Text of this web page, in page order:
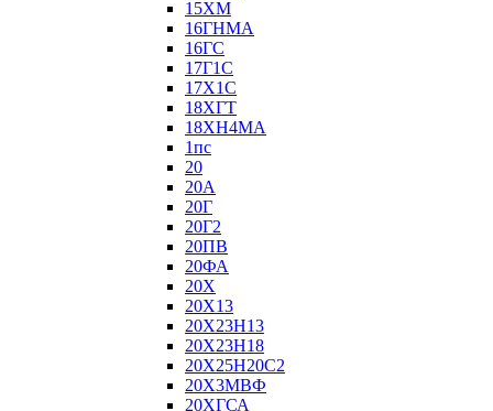
15ХМ
16ГНМА
16ГС
17Г1С
17Х1С
18ХГТ
18ХН4МА
1пс
20
20А
20Г
20Г2
20ПВ
20ФА
20Х
20Х13
20Х23Н13
20Х23Н18
20Х25Н20С2
20Х3МВФ
20ХГСА